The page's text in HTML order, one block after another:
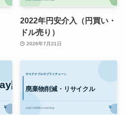
2022年円安介入（円買い・
ドル売り）
2026年7月21日